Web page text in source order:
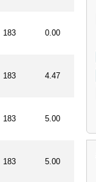
183 0.00
183 4.47
183 5.00
183 5.00